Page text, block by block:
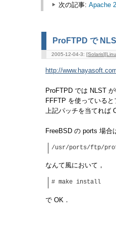
次の記事: Apache
ProFTPD で
2005-12-04-3: [Solaris][
http://
ProFTPD では NLST
FFFTP を使っている
上記パッチを当てれば
FreeBSD の ports 場合
/usr/ports/ftp/
なんて風において，
# make install
で OK．